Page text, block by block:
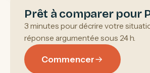
Prêt à comparer pour
3 minutes pour décrire votre
réponse argumentée sous 24 h.
Commencer